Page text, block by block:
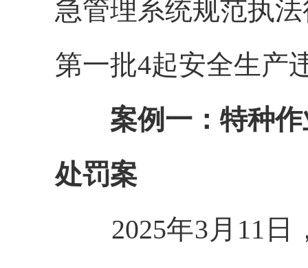
急管理系统规范执
第一批4起安全生产
案例一：特种
处罚案
2025年3月11日